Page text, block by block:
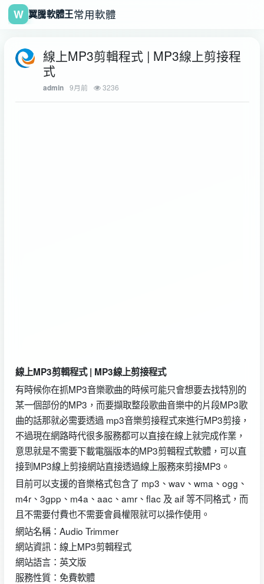
W 翼騰軟體王常用軟體
線上MP3剪輯程式 | MP3線上剪接程
式
admin 9月前 3236
線上MP3剪輯程式 | MP3線上剪接程式
有時候你在抓MP3音樂歌曲的時候可能只會想要去找特別的
某一個部份的MP3，而要擷取整段歌曲音樂中的片段MP3歌
曲的話那就必需要透過 mp3音樂剪接程式來進行MP3剪接，
不過現在網路時代很多服務都可以直接在線上就完成作業，
意思就是不需要下載電腦版本的MP3剪輯程式軟體，可以直
接到MP3線上剪接網站直接透過線上服務來剪接MP3。
目前可以支援的音樂格式包含了 mp3、wav、wma、ogg、
m4r、3gpp、m4a、aac、amr、flac 及 aif 等不同格式，而
且不需要付費也不需要會員權限就可以操作使用。
網站名稱：Audio Trimmer
網站資訊：線上MP3剪輯程式
網站語言：英文版
服務性質：免費軟體